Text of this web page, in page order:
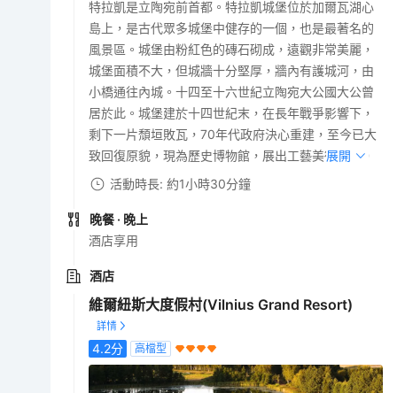
特拉凱是立陶宛前首都。特拉凱城堡位於加爾瓦湖心
島上，是古代眾多城堡中健存的一個，也是最著名的
風景區。城堡由粉紅色的磚石砌成，遠觀非常美麗，
城堡面積不大，但城牆十分堅厚，牆內有護城河，由
小橋通往內城。十四至十六世紀立陶宛大公國大公曾
居於此。城堡建於十四世紀末，在長年戰爭影響下，
剩下一片頹垣敗瓦，70年代政府決心重建，至今已大
致回復原貌，現為歷史博物館，展出工藝美術作品。
展開
活動時長: 約1小時30分鐘
晚餐 · 晚上
酒店享用
酒店
維爾紐斯大度假村(Vilnius Grand Resort)
4.2分 高檔型